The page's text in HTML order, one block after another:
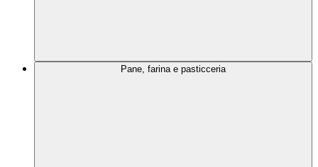
Pane, farina e pasticceria